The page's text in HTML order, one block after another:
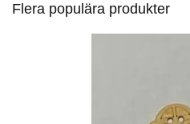
Flera populära produkter